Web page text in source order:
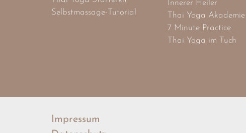
Selbstmassage-Tutorial
Innerer Heiler
Thai Yoga Akademie
7 Minute Practice
Thai Yoga im Tuch
Impressum